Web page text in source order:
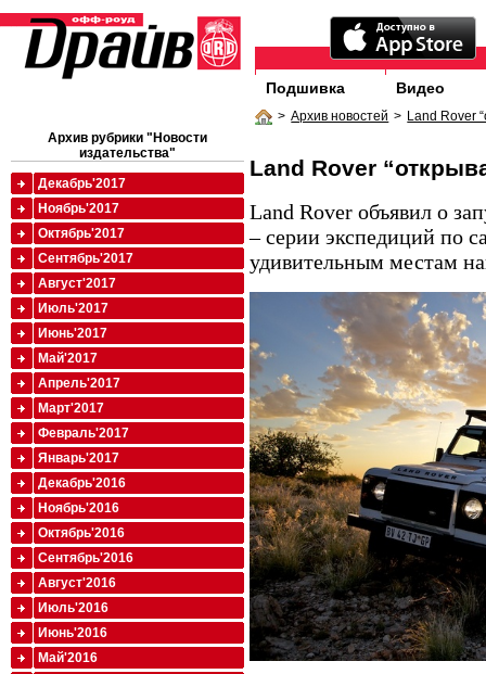
Подшивка Видео
> Архив новостей > Land Rover
Land Rover
Land Rover объявил о
– серии экспедиций по
удивительным местам
Архив рубрики "Новости
издательства"
Декабрь'2017
Ноябрь'2017
Октябрь'2017
Сентябрь'2017
Август'2017
Июль'2017
Июнь'2017
Май'2017
Апрель'2017
Март'2017
Февраль'2017
Январь'2017
Декабрь'2016
Ноябрь'2016
Октябрь'2016
Сентябрь'2016
Август'2016
Июль'2016
Июнь'2016
Май'2016